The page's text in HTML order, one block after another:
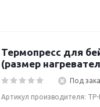
Термопресс для
(размер
Под
Артикул производителя: TP-